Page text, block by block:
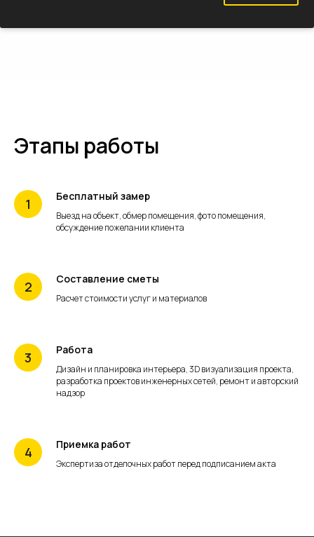
Этапы работы
Бесплатный замер
Выезд на объект, обмер помещения, фото помещения,
обсуждение пожелании клиента
Составление сметы
Расчет стоимости услуг и материалов
Работа
Дизайн и планировка интерьера, 3D визуализация проекта,
разработка проектов инженерных сетей, ремонт и авторский
надзор
Приемка работ
Экспертиза отделочных работ перед подписанием акта